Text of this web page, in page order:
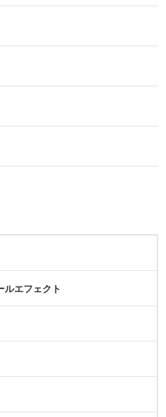
ローダウン
パワーシート
横滑り防止装置
サポカー
ルエフェクト